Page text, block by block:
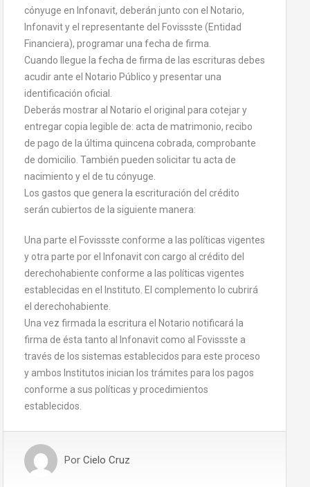
cónyuge en Infonavit, deberán junto con el Notario,
Infonavit y el representante del Fovissste (Entidad
Financiera), programar una fecha de firma.
Cuando llegue la fecha de firma de las escrituras debes
acudir ante el Notario Público y presentar una
identificación oficial.
Deberás mostrar al Notario el original para cotejar y
entregar copia legible de: acta de matrimonio, recibo
de pago de la última quincena cobrada, comprobante
de domicilio. También pueden solicitar tu acta de
nacimiento y el de tu cónyuge.
Los gastos que genera la escrituración del crédito
serán cubiertos de la siguiente manera:
Una parte el Fovissste conforme a las políticas vigentes
y otra parte por el Infonavit con cargo al crédito del
derechohabiente conforme a las políticas vigentes
establecidas en el Instituto. El complemento lo cubrirá
el derechohabiente.
Una vez firmada la escritura el Notario notificará la
firma de ésta tanto al Infonavit como al Fovissste a
través de los sistemas establecidos para este proceso
y ambos Institutos inician los trámites para los pagos
conforme a sus políticas y procedimientos
establecidos.
Por Cielo Cruz